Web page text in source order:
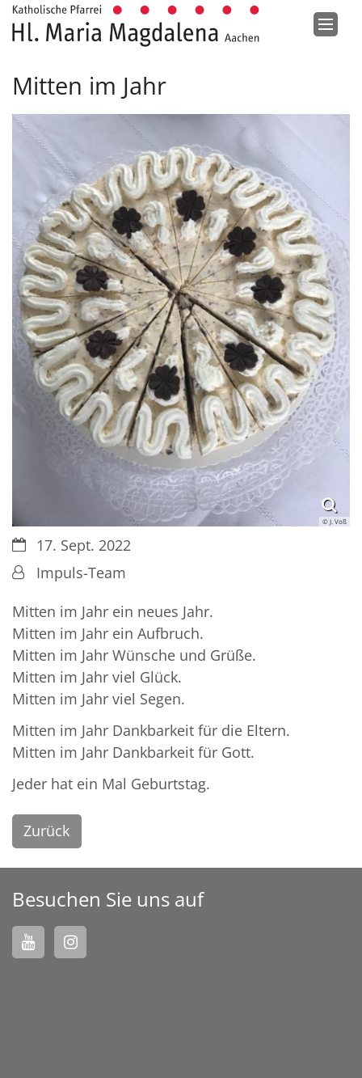
Zum Inhalt springen
Mitten im Jahr
© J. Voß
Datum:17. Sept. 2022
Von:Impuls-Team
Mitten im Jahr ein neues Jahr.
Mitten im Jahr ein Aufbruch.
Mitten im Jahr Wünsche und Grüße.
Mitten im Jahr viel Glück.
Mitten im Jahr viel Segen.
Mitten im Jahr Dankbarkeit für die Eltern.
Mitten im Jahr Dankbarkeit für Gott.
Jeder hat ein Mal Geburtstag.
Zurück
Besuchen Sie uns auf